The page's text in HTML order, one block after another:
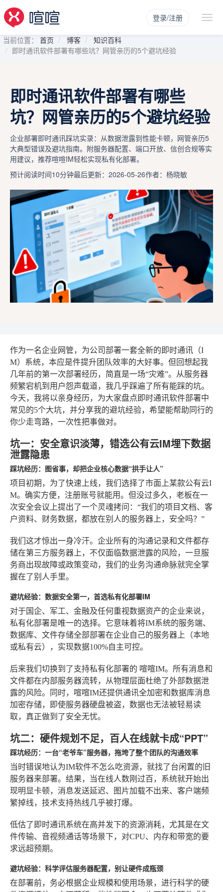
登录/注册
当前位置： 首页 博客
知识百科
即时通讯软件部署有哪些坑？网管亲历的5个避坑经验
即时通讯软件部署有哪些
坑？网管亲历的5个避坑经验
企业部署即时通讯踩坑实录：从数据泄露到性能卡顿，网管亲历5
大典型错误及避坑指南。附服务器配置、端口开放、信创合规等实
用建议，推荐喧喧IM轻松实现私有化部署。
预计阅读时间10分钟最后更新：2026-05-26作者：杨晓敏
作为一名企业网管，为公司部署一套全新的即时通讯（I
M）系统，本应是件提升团队效率的大好事。但回想起我
几年前的第一次部署经历，简直是一场“灾难”。从服务器
频繁宕机到用户怨声载道，我几乎踩遍了所有能踩的坑。
今天，我将以亲身经历，为大家盘点即时通讯软件部署中
常见的5个大坑，并分享我的避坑经验，希望能帮助同行的
你少走弯路，一次性把事做对。
坑一：安全意识淡薄，错选公有云IM埋下数据
泄露隐患
踩坑经历：图省事，却把企业核心数据“拱手让人”
项目初期，为了快速上线，我们选择了市面上某款公有云I
M。确实方便，注册账号就能用。但没过多久，老板在一
次安全会议上提出了一个灵魂拷问：“我们的项目文档、客
户资料、财务数据，都放在别人的服务器上，安全吗？”
我们这才惊出一身冷汗。企业所有的沟通记录和文件都存
储在第三方服务器上，不仅面临数据泄露的风险，一旦服
务商出现故障或政策变动，我们的业务沟通命脉就完全掌
握在了别人手里。
避坑经验：数据安全第一，首选私有化部署IM
对于国企、军工、金融及任何重视数据资产的企业来说，
私有化部署是唯一的选择。它意味着将IM系统的服务端、
数据库、文件存储全部部署在企业自己的服务器上（本地
或私有云），实现数据100%自主可控。
后来我们切换到了支持私有化部署的 喧喧IM。所有消息和
文件都在内部服务器流转，从物理层面杜绝了外部数据泄
露的风险。同时，喧喧IM还提供通讯全加密和数据库消息
加密存储，即使服务器硬盘被盗，数据也无法被轻易读
取，真正做到了安全无忧。
坑二：硬件规划不足，百人在线就卡成“PPT”
踩坑经历：一台“老爷车”服务器，拖垮了整个团队的沟通效率
当时错误地认为IM软件不怎么吃资源，就找了台闲置的旧
服务器来部署。结果，当在线人数刚过百，系统就开始出
现明显卡顿，消息发送延迟、图片加载不出来、客户端频
繁掉线，技术支持热线几乎被打爆。
低估了即时通讯系统在高并发下的资源消耗，尤其是在文
件传输、音视频通话等场景下，对CPU、内存和带宽的要
求远超预期。
避坑经验：科学评估服务器配置，别让硬件成瓶颈
在部署前，务必根据企业规模和使用场景，进行科学的硬